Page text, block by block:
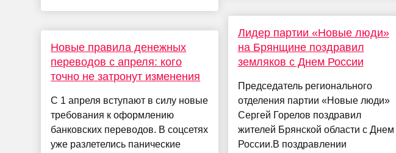
Новые правила денежных
переводов с апреля: кого
точно не затронут изменения
С 1 апреля вступают в силу новые
требования к оформлению
банковских переводов. В соцсетях
уже разлетелись панические
Лидер партии «Новые люди»
на Брянщине поздравил
земляков с Днем России
Председатель регионального
отделения партии «Новые люди»
Сергей Горелов поздравил
жителей Брянской области с Днем
России.В поздравлении